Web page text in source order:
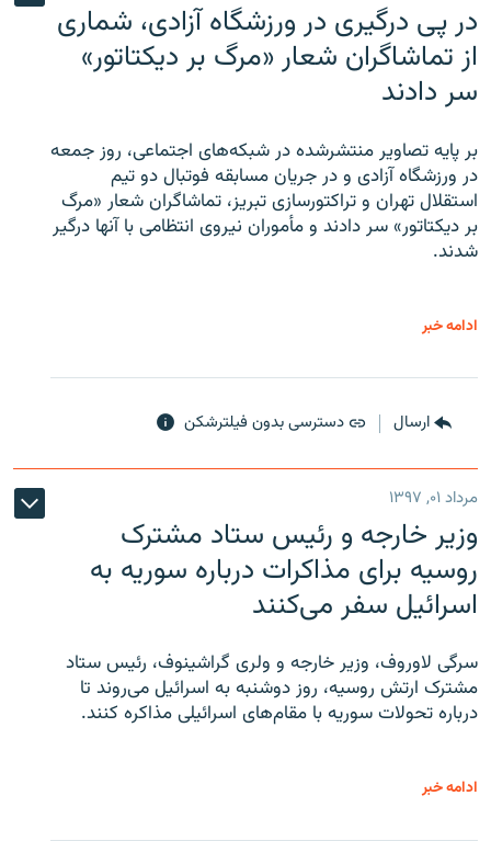
در پی درگیری در ورزشگاه آزادی، شماری
از تماشاگران شعار «مرگ بر دیکتاتور»
سر دادند
بر پایه تصاویر منتشرشده در شبکه‌های اجتماعی، روز جمعه
در ورزشگاه آزادی و در جریان مسابقه فوتبال دو تیم
استقلال تهران و تراکتورسازی تبریز، تماشاگران شعار «مرگ
بر دیکتاتور» سر دادند و مأموران نیروی انتظامی با آنها درگیر
شدند.
ادامه خبر
ارسال دسترسی بدون فیلترشکن
مرداد ۰۱, ۱۳۹۷
وزیر خارجه و رئیس‌ ستاد مشترک
روسیه برای مذاکرات درباره سوریه به
اسرائیل سفر می‌کنند
سرگی لاوروف، وزیر خارجه و ولری گراشینوف، رئیس ستاد
مشترک ارتش روسیه، روز دوشنبه به اسرائیل می‌روند تا
درباره تحولات سوریه با مقام‌های اسرائیلی مذاکره کنند.
ادامه خبر